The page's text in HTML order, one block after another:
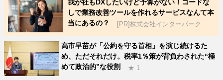
我が社もDXしたいけど予算がない！コードな
しで業務改善ツールを作れるサービスなんて本
当にあるの？
[PR]株式会社インターパーク
高市早苗が「公約を守る首相」を演じ続けるた
め、ただそれだけ。税率1％策が背負わされた“極
めて政治的”な役割
★ 1